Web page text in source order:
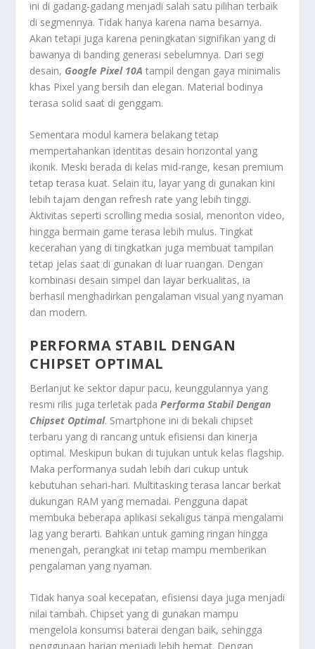
ini di gadang-gadang menjadi salah satu pilihan terbaik
di segmennya. Tidak hanya karena nama besarnya.
Akan tetapi juga karena peningkatan signifikan yang di
bawanya di banding generasi sebelumnya. Dari segi
desain, Google Pixel 10A tampil dengan gaya minimalis
khas Pixel yang bersih dan elegan. Material bodinya
terasa solid saat di genggam.
Sementara modul kamera belakang tetap
mempertahankan identitas desain horizontal yang
ikonik. Meski berada di kelas mid-range, kesan premium
tetap terasa kuat. Selain itu, layar yang di gunakan kini
lebih tajam dengan refresh rate yang lebih tinggi.
Aktivitas seperti scrolling media sosial, menonton video,
hingga bermain game terasa lebih mulus. Tingkat
kecerahan yang di tingkatkan juga membuat tampilan
tetap jelas saat di gunakan di luar ruangan. Dengan
kombinasi desain simpel dan layar berkualitas, ia
berhasil menghadirkan pengalaman visual yang nyaman
dan modern.
PERFORMA STABIL DENGAN
CHIPSET OPTIMAL
Berlanjut ke sektor dapur pacu, keunggulannya yang
resmi rilis juga terletak padaPerforma Stabil Dengan
Chipset Optimal. Smartphone ini di bekali chipset
terbaru yang di rancang untuk efisiensi dan kinerja
optimal. Meskipun bukan di tujukan untuk kelas flagship.
Maka performanya sudah lebih dari cukup untuk
kebutuhan sehari-hari. Multitasking terasa lancar berkat
dukungan RAM yang memadai. Pengguna dapat
membuka beberapa aplikasi sekaligus tanpa mengalami
lag yang berarti. Bahkan untuk gaming ringan hingga
menengah, perangkat ini tetap mampu memberikan
pengalaman yang nyaman.
Tidak hanya soal kecepatan, efisiensi daya juga menjadi
nilai tambah. Chipset yang di gunakan mampu
mengelola konsumsi baterai dengan baik, sehingga
penggunaan harian menjadi lebih hemat. Dengan